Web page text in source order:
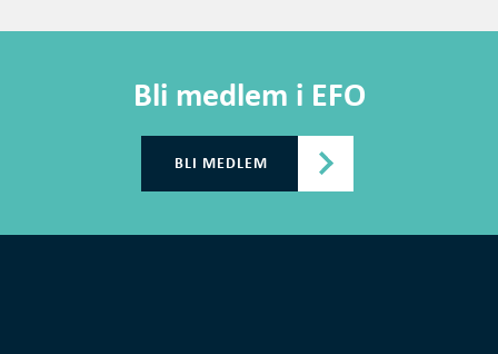
Bli medlem i EFO
BLI MEDLEM